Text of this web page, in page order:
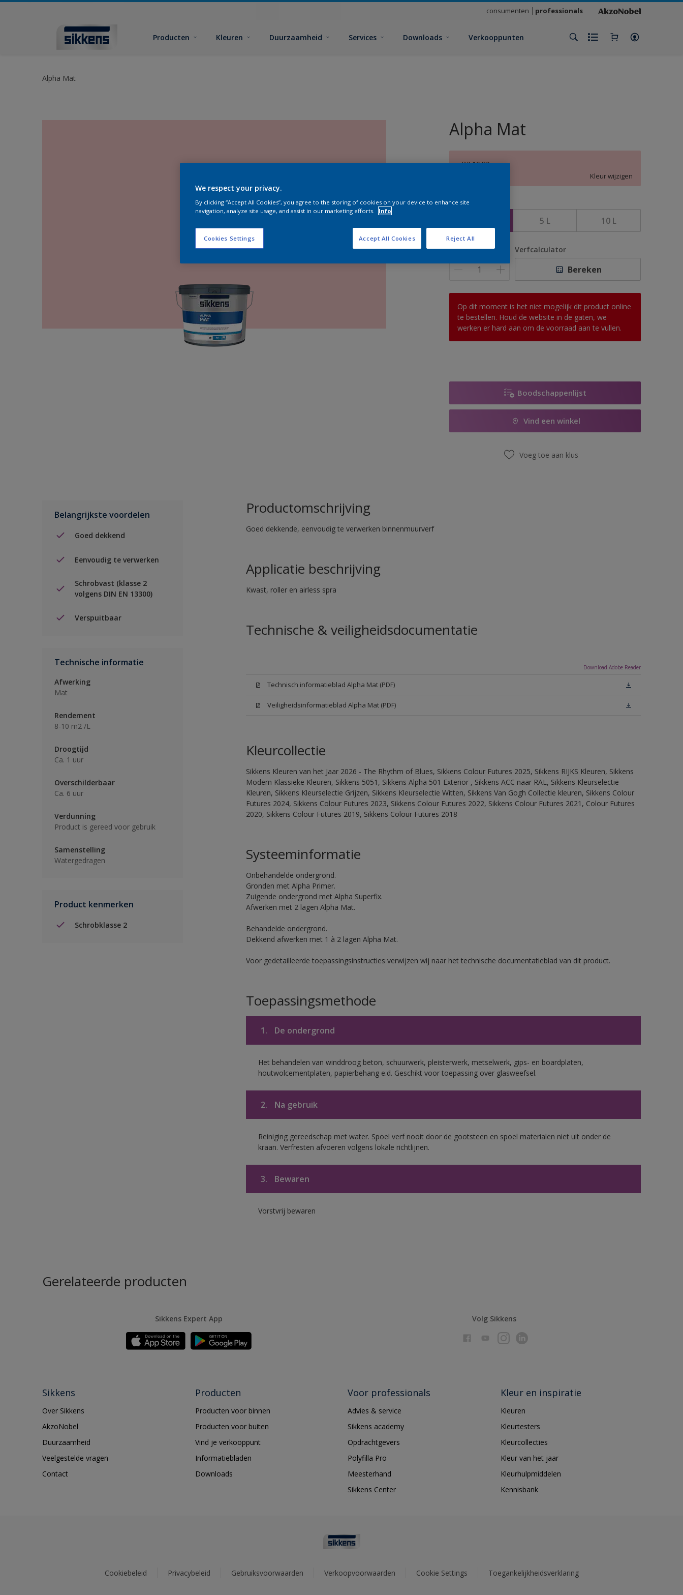
consumenten professionals
Producten Kleuren Duurzaamheid Services Downloads Verkooppunten
Alpha Mat
Alpha Mat
B2.10.80
Kleur wijzigen
Grootte
5 L 10 L
Aantal Verfcalculator
Bereken
Op dit moment is het niet mogelijk dit product online
te bestellen. Houd de website in de gaten, we
werken er hard aan om de voorraad aan te vullen.
Boodschappenlijst
Vind een winkel
Voeg toe aan klus
Belangrijkste voordelen
Goed dekkend
Eenvoudig te verwerken
Schrobvast (klasse 2
volgens DIN EN 13300)
Verspuitbaar
Technische informatie
Afwerking
Mat
Rendement
8-10 m2 /L
Droogtijd
Ca. 1 uur
Overschilderbaar
Ca. 6 uur
Verdunning
Product is gereed voor gebruik
Samenstelling
Watergedragen
Product kenmerken
Schrobklasse 2
Productomschrijving
Goed dekkende, eenvoudig te verwerken binnenmuurverf
Applicatie beschrijving
Kwast, roller en airless spra
Technische & veiligheidsdocumentatie
Download Adobe Reader
Technisch informatieblad Alpha Mat (PDF)
Veiligheidsinformatieblad Alpha Mat (PDF)
Kleurcollectie
Sikkens Kleuren van het Jaar 2026 - The Rhythm of Blues, Sikkens Colour Futures 2025, Sikkens RIJKS Kleuren, Sikkens
Modern Klassieke Kleuren, Sikkens 5051, Sikkens Alpha 501 Exterior , Sikkens ACC naar RAL, Sikkens Kleurselectie
Kleuren, Sikkens Kleurselectie Grijzen, Sikkens Kleurselectie Witten, Sikkens Van Gogh Collectie kleuren, Sikkens Colour
Futures 2024, Sikkens Colour Futures 2023, Sikkens Colour Futures 2022, Sikkens Colour Futures 2021, Colour Futures
2020, Sikkens Colour Futures 2019, Sikkens Colour Futures 2018
Systeeminformatie
Onbehandelde ondergrond.
Gronden met Alpha Primer.
Zuigende ondergrond met Alpha Superfix.
Afwerken met 2 lagen Alpha Mat.
Behandelde ondergrond.
Dekkend afwerken met 1 à 2 lagen Alpha Mat.
Voor gedetailleerde toepassingsinstructies verwijzen wij naar het technische documentatieblad van dit product.
Toepassingsmethode
1. De ondergrond
Het behandelen van winddroog beton, schuurwerk, pleisterwerk, metselwerk, gips- en boardplaten,
houtwolcementplaten, papierbehang e.d. Geschikt voor toepassing over glasweefsel.
2. Na gebruik
Reiniging gereedschap met water. Spoel verf nooit door de gootsteen en spoel materialen niet uit onder de
kraan. Verfresten afvoeren volgens lokale richtlijnen.
3. Bewaren
Vorstvrij bewaren
Gerelateerde producten
Sikkens Expert App Volg Sikkens
Sikkens
Over Sikkens
AkzoNobel
Duurzaamheid
Veelgestelde vragen
Contact
Producten
Producten voor binnen
Producten voor buiten
Vind je verkooppunt
Informatiebladen
Downloads
Voor professionals
Advies & service
Sikkens academy
Opdrachtgevers
Polyfilla Pro
Meesterhand
Sikkens Center
Kleur en inspiratie
Kleuren
Kleurtesters
Kleurcollecties
Kleur van het jaar
Kleurhulpmiddelen
Kennisbank
Cookiebeleid Privacybeleid Gebruiksvoorwaarden Verkoopvoorwaarden Cookie Settings Toegankelijkheidsverklaring
We respect your privacy.
By clicking “Accept All Cookies”, you agree to the storing of cookies on your device to enhance site
navigation, analyze site usage, and assist in our marketing efforts.
Info
Cookies Settings Reject All
Accept All Cookies